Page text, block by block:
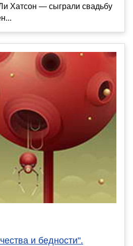
Хатсон — сыграли свадьбу
и бедности".